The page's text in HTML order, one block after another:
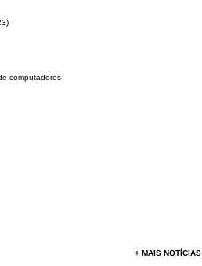
computadores
+ MAIS NOTÍCIAS